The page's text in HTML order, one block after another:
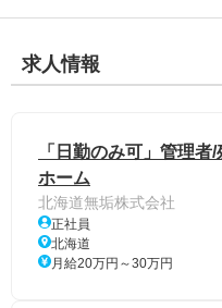
求人情報
「日勤のみ可」管理
ホーム
北海道無垢株式会社
正社員
北海道
月給20万円～30万円